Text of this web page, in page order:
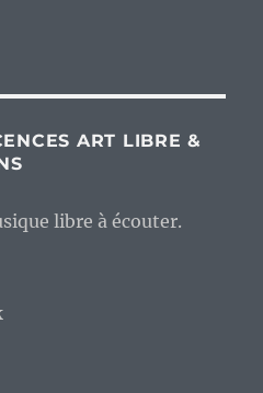
ART LIBRE &
libre à écouter.